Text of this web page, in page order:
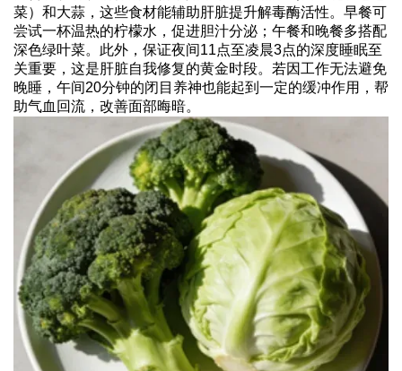
菜）和大蒜，这些食材能辅助肝脏提升解毒酶活性。早餐可
尝试一杯温热的柠檬水，促进胆汁分泌；午餐和晚餐多搭配
深色绿叶菜。此外，保证夜间11点至凌晨3点的深度睡眠至
关重要，这是肝脏自我修复的黄金时段。若因工作无法避免
晚睡，午间20分钟的闭目养神也能起到一定的缓冲作用，帮
助气血回流，改善面部晦暗。